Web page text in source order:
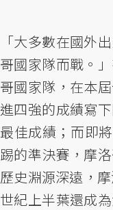
「大多數在國外
哥國家隊而戰。
哥國家隊，在本
進四強的成績寫
最佳成績；而即
踢的準決賽，摩
歷史淵源深遠，
世紀上半葉還成